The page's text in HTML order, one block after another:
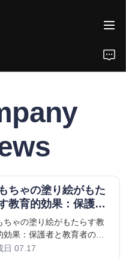
ちゃの塗り絵がもた
教育的効果：保護者
育者のためのガイド
ちゃの塗り絵がもたらす教
効果：保護者と教育者のた
塗り絵は幼児期にお
日 07.17